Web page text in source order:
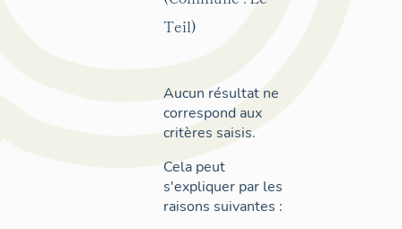
Teil)
Aucun résultat ne
correspond aux
critères saisis.
Cela peut
s'expliquer par les
raisons suivantes :